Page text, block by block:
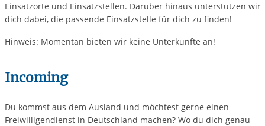
Einsatzorte und Einsatzstellen. Darüber hinaus unterstützen wir
dich dabei, die passende Einsatzstelle für dich zu finden!
Hinweis: Momentan bieten wir keine Unterkünfte an!
Incoming
Du kommst aus dem Ausland und möchtest gerne einen
Freiwilligendienst in Deutschland machen? Wo du dich genau